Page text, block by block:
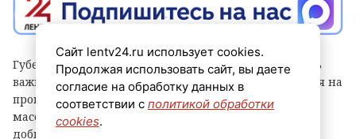
Губернатор Александр Дрозденко заявил, что теперь
важно сохранить лидерство после отмены моратория на
проверки, а для этого контроль должен быть не
массовым, а точным и современным. Чтобы этого
добиться, в Ленобласти, в частности, развивают
Сайт lentv24.ru использует cookies.
Продолжая использовать сайт, вы даете
согласие на обработку данных в
соответствии с политикой обработки
cookies.